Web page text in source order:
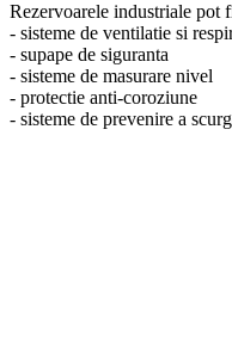
Rezervoarele industriale pot
- sisteme de ventilatie si
- supape de siguranta
- sisteme de masurare nivel
- protectie anti-coroziune
- sisteme de prevenire a